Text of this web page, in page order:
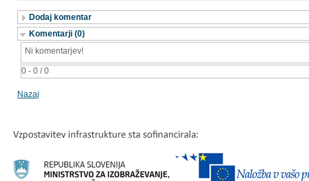
Dodaj komentar
Komentarji (0)
0 - 0 / 0
Ni komentarjev!
Nazaj